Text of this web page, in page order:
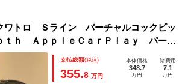
ワトロ Ｓライン バーチャルコックピッ
ｔｈ ＡｐｐｌｅＣａｒＰｌａｙ パーク
ーンアシスト サイドアシスト オート
前席Ｓヒーター 全方位カメラ 純ナ
支払総額(税込)
355.8 万円
本体価格
348.7
万円
諸費用
7.1
万円